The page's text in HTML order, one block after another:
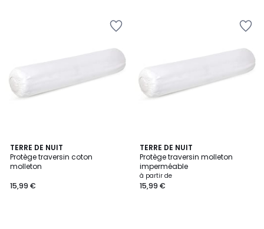
TERRE DE NUIT
Protège traversin coton
molleton
15,99 €
TERRE DE NUIT
Protège traversin molleton
imperméable
à partir de
15,99 €